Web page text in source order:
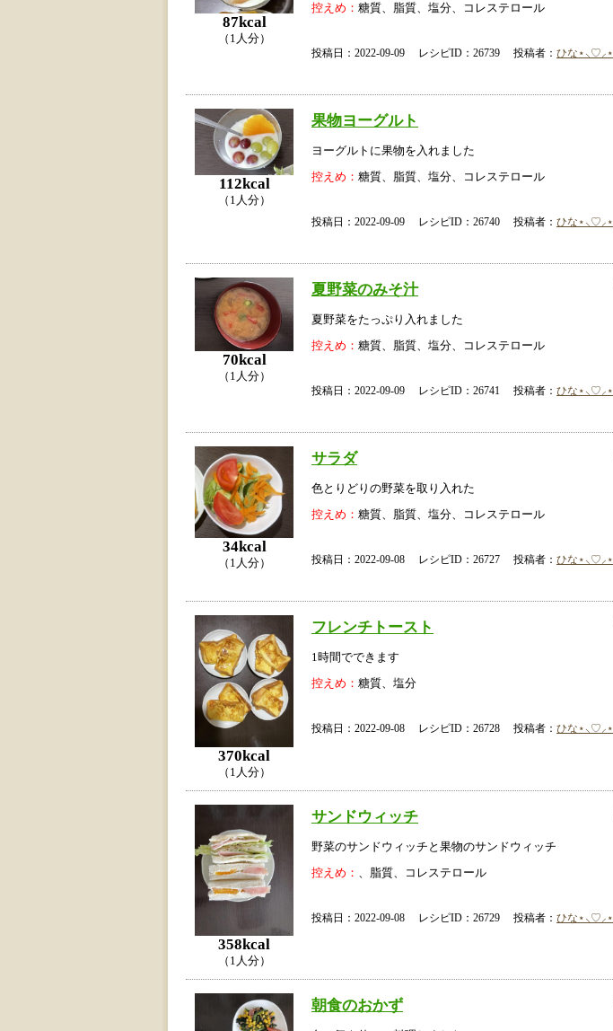
87kcal
（1人分）
控えめ： 糖質、脂質、塩分、コレステロール
投稿日：2022-09-09 レシピID：26739 投稿者： ひな⋆⸜♡⸝‍⋆
112kcal
（1人分）
果物ヨーグルト
ヨーグルトに果物を入れました
控えめ： 糖質、脂質、塩分、コレステロール
投稿日：2022-09-09 レシピID：26740 投稿者： ひな⋆⸜♡⸝‍⋆
70kcal
（1人分）
夏野菜のみそ汁
夏野菜をたっぷり入れました
控えめ： 糖質、脂質、塩分、コレステロール
投稿日：2022-09-09 レシピID：26741 投稿者： ひな⋆⸜♡⸝‍⋆
34kcal
（1人分）
サラダ
色とりどりの野菜を取り入れた
控えめ： 糖質、脂質、塩分、コレステロール
投稿日：2022-09-08 レシピID：26727 投稿者： ひな⋆⸜♡⸝‍⋆
370kcal
（1人分）
フレンチトースト
1時間でできます
控えめ： 糖質、塩分
投稿日：2022-09-08 レシピID：26728 投稿者： ひな⋆⸜♡⸝‍⋆
358kcal
（1人分）
サンドウィッチ
野菜のサンドウィッチと果物のサンドウィッチ
控えめ：
、脂質、コレステロール
投稿日：2022-09-08 レシピID：26729 投稿者： ひな⋆⸜♡⸝‍⋆
朝食のおかず